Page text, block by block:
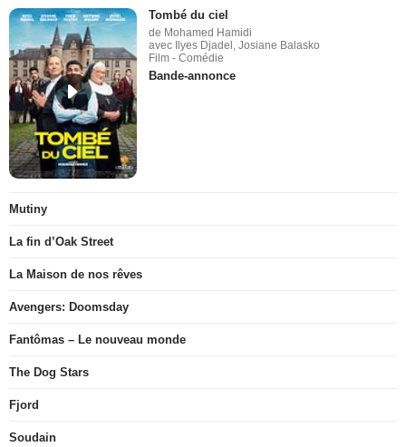
Tombé du ciel
de Mohamed Hamidi
avec Ilyes Djadel, Josiane Balasko
Film - Comédie
Bande-annonce
Mutiny
La fin d’Oak Street
La Maison de nos rêves
Avengers: Doomsday
Fantômas – Le nouveau monde
The Dog Stars
Fjord
Soudain